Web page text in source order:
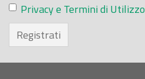
Privacy e Termini di Utilizzo
Registrati